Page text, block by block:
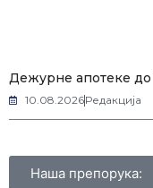
Дежурне апотеке до
10.08.2026Редакција
Наша препорука: